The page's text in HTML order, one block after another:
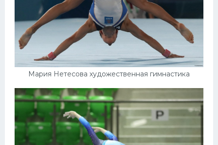
Мария Нетесова художественная гимнастика